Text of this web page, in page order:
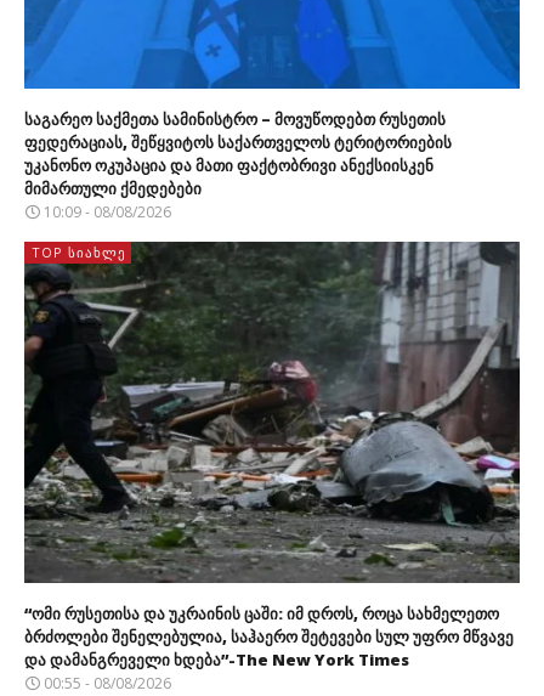
საგარეო საქმეთა სამინისტრო – მოვუწოდებთ რუსეთის
ფედერაციას, შეწყვიტოს საქართველოს ტერიტორიების
უკანონო ოკუპაცია და მათი ფაქტობრივი ანექსიისკენ
მიმართული ქმედებები
10:09 - 08/08/2026
TOP ᲡᲘᲐᲮᲚᲔ
“ომი რუსეთისა და უკრაინის ცაში: იმ დროს, როცა სახმელეთო
ბრძოლები შენელებულია, საჰაერო შეტევები სულ უფრო მწვავე
და დამანგრეველი ხდება”-The New York Times
00:55 - 08/08/2026